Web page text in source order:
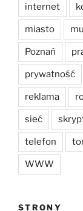
internet
miasto
Poznań
prywatność
reklama
sieć
telefon
WWW
STRONY